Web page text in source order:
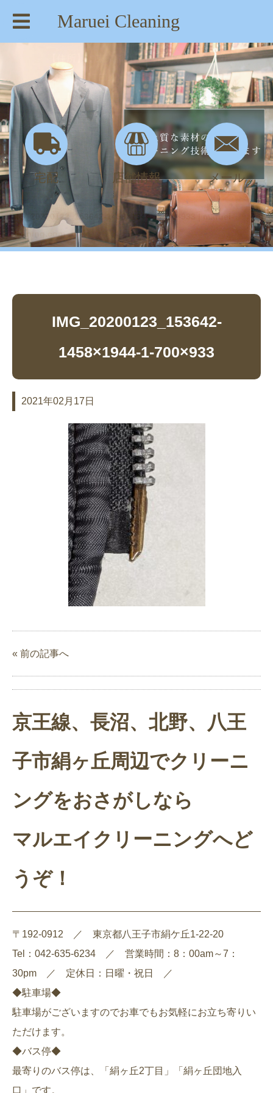
Maruei Cleaning
【住所】：東京都八王子市絹ヶ丘1-22-20
【TEL】：042-635-6234
【営業時間】：AM 8:00～PM 7:30
宅配 店舗情報 メール
IMG_20200123_153642-1458×1944-1-700×933 | maruei-
cleaning.com
IMG_20200123_153642-
1458×1944-1-700×933
2021年02月17日
« 前の記事へ
京王線、長沼、北野、八王
子市絹ヶ丘周辺でクリーニ
ングをおさがしなら
マルエイクリーニングへど
うぞ！
〒192-0912 ／ 東京都八王子市絹ケ丘1-22-20
Tel：042-635-6234 ／ 営業時間：8：00am～7：
30pm ／ 定休日：日曜・祝日 ／
◆駐車場◆
駐車場がございますのでお車でもお気軽にお立ち寄りい
ただけます。
◆バス停◆
最寄りのバス停は、「絹ヶ丘2丁目」「絹ヶ丘団地入
口」です。